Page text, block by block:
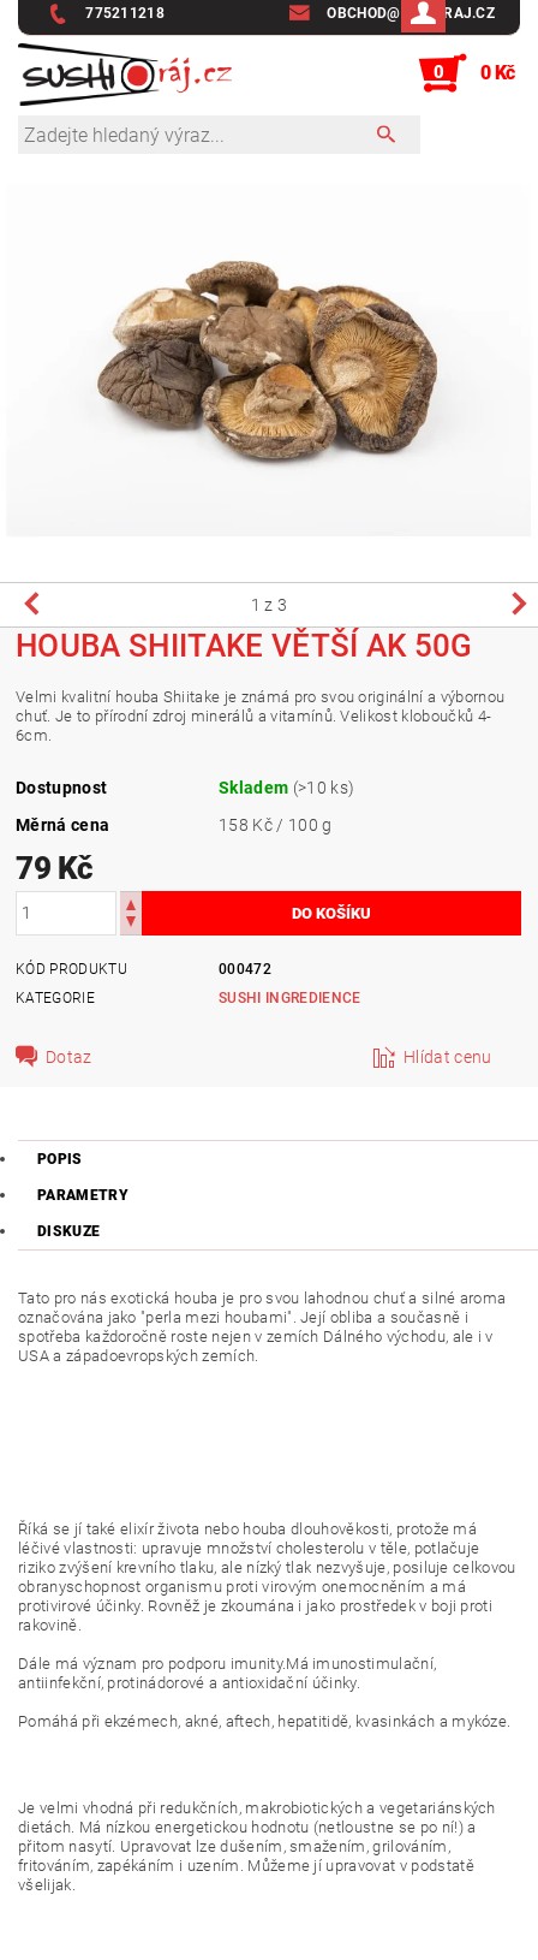
775211218 OBCHOD@SUSHIRAJ.CZ
0 0 Kč
1 z 3
HOUBA SHIITAKE VĚTŠÍ AK 50G
Velmi kvalitní houba Shiitake je známá pro svou originální a výbornou
chuť. Je to přírodní zdroj minerálů a vitamínů. Velikost kloboučků 4-
6cm.
Dostupnost Skladem (>10 ks)
Měrná cena
158 Kč / 100 g
79 Kč
KÓD PRODUKTU
000472
KATEGORIE
SUSHI INGREDIENCE
Dotaz Hlídat cenu
POPIS
PARAMETRY
DISKUZE
Tato pro nás exotická houba je pro svou lahodnou chuť a silné aroma
označována jako "perla mezi houbami". Její obliba a současně i
spotřeba každoročně roste nejen v zemích Dálného východu, ale i v
USA a západoevropských zemích.
Říká se jí také elixír života nebo houba dlouhověkosti, protože má
léčivé vlastnosti: upravuje množství cholesterolu v těle, potlačuje
riziko zvýšení krevního tlaku, ale nízký tlak nezvyšuje, posiluje celkovou
obranyschopnost organismu proti virovým onemocněním a má
protivirové účinky. Rovněž je zkoumána i jako prostředek v boji proti
rakovině.
Dále má význam pro podporu imunity.Má imunostimulační,
antiinfekční, protinádorové a antioxidační účinky.
Pomáhá při ekzémech, akné, aftech, hepatitidě, kvasinkách a mykóze.
Je velmi vhodná při redukčních, makrobiotických a vegetariánských
dietách. Má nízkou energetickou hodnotu (netloustne se po ní!) a
přitom nasytí. Upravovat lze dušením, smažením, grilováním,
fritováním, zapékáním i uzením. Můžeme jí upravovat v podstatě
všelijak.